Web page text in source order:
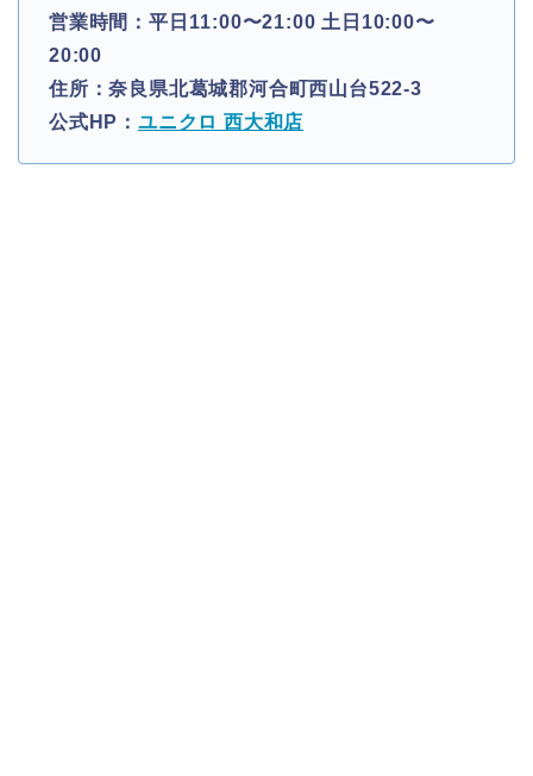
営業時間：平日11:00〜21:00 土日10:00〜
20:00
住所：奈良県北葛城郡河合町西山台522-3
公式HP： ユニクロ 西大和店